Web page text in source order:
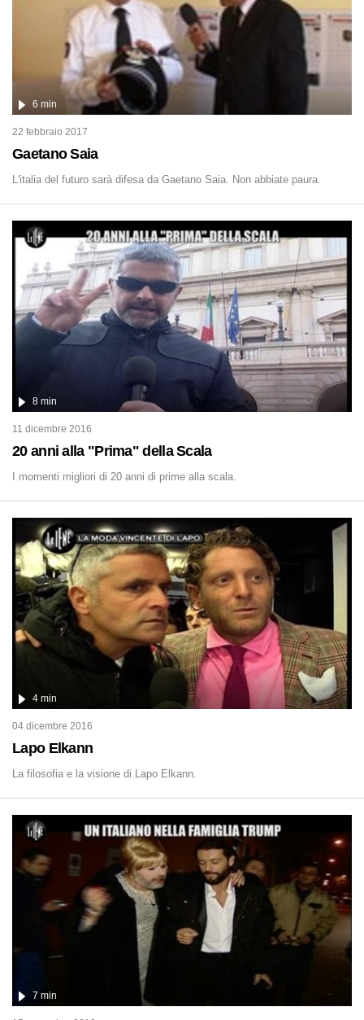
Gaetano Saia
6 min
22 febbraio 2017
L'italia del futuro sarà difesa da Gaetano Saia. Non abbiate paura.
20 anni alla "Prima" della Scala
8 min
11 dicembre 2016
I momenti migliori di 20 anni di prime alla scala.
Lapo Elkann
4 min
04 dicembre 2016
La filosofia e la visione di Lapo Elkann.
7 min